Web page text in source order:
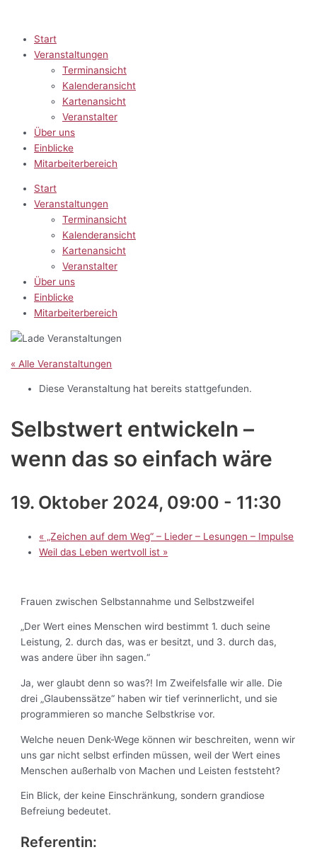
springenStart
Veranstaltungen
Terminansicht
Kalenderansicht
Kartenansicht
Veranstalter
Über uns
Einblicke
Mitarbeiterbereich
Start
Veranstaltungen
Terminansicht
Kalenderansicht
Kartenansicht
Veranstalter
Über uns
Einblicke
Mitarbeiterbereich
« Alle Veranstaltungen
Diese Veranstaltung hat bereits stattgefunden.
Selbstwert entwickeln –
wenn das so einfach wäre
19. Oktober 2024, 09:00 - 11:30
« „Zeichen auf dem Weg“ – Lieder – Lesungen – Impulse
Weil das Leben wertvoll ist »
Frauen zwischen Selbstannahme und Selbstzweifel
„Der Wert eines Menschen wird bestimmt 1. duch seine
Leistung, 2. durch das, was er besitzt, und 3. durch das,
was andere über ihn sagen.“
Ja, wer glaubt denn so was?! Im Zweifelsfalle wir alle. Die
drei „Glaubenssätze“ haben wir tief verinnerlicht, und sie
programmieren so manche Selbstkrise vor.
Welche neuen Denk-Wege können wir beschreiten, wenn wir
uns gar nicht selbst erfinden müssen, weil der Wert eines
Menschen außerhalb von Machen und Leisten feststeht?
Ein Blick, der keine Einschränkung, sondern grandiose
Befreiung bedeutet.
Referentin: